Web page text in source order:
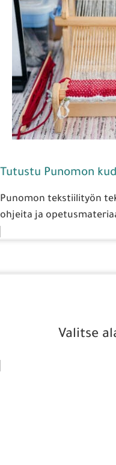
Tutustu Punomon
Punomon tekstiilityön
ohjeita ja
Valitse